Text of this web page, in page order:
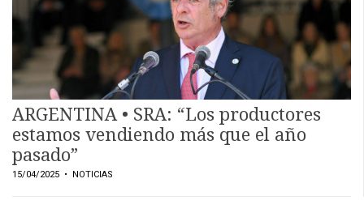
DIRECTORIO
CALENDARIO
MEDIA KIT
SERVICIOS
ARGENTINA • SRA: “Los productores
estamos vendiendo más que el año
pasado”
15/04/2025 • NOTICIAS